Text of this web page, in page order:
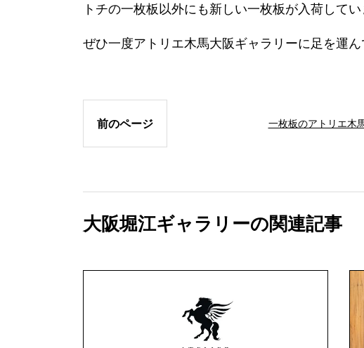
トチの一枚板以外にも新しい一枚板が入荷してい
ぜひ一度アトリエ木馬大阪ギャラリーに足を運ん
一枚板のアトリエ木
前のページ
大阪堀江ギャラリーの関連記事